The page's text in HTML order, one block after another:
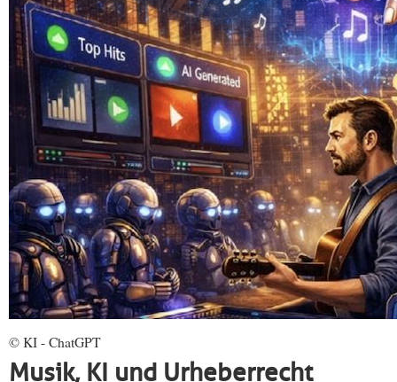
© KI - ChatGPT
Musik, KI und Urheberrecht